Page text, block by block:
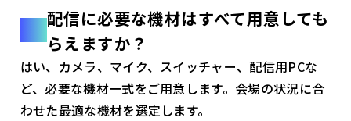
配信に必要な機材はすべて用意しても
らえますか？
はい、カメラ、マイク、スイッチャー、配信用PCな
ど、必要な機材一式をご用意します。会場の状況に合
わせた最適な機材を選定します。